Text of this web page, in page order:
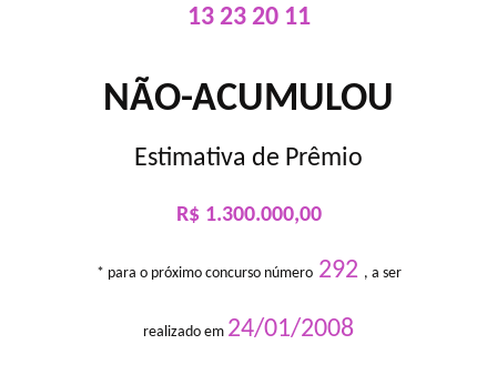
13 23 20 11
NÃO-ACUMULOU
Estimativa de Prêmio
R$ 1.300.000,00
* para o próximo concurso número292 , a ser
realizado em 24/01/2008